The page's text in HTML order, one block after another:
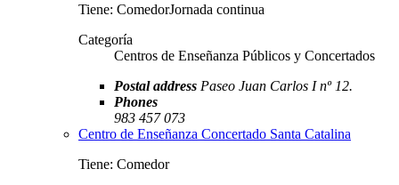
Tiene: ComedorJornada continua
Categoría
Centros de Enseñanza Públicos y Concertados
Postal address Paseo Juan Carlos I nº 12.
Phones
983 457 073
Centro de Enseñanza Concertado Santa Catalina
Tiene: Comedor